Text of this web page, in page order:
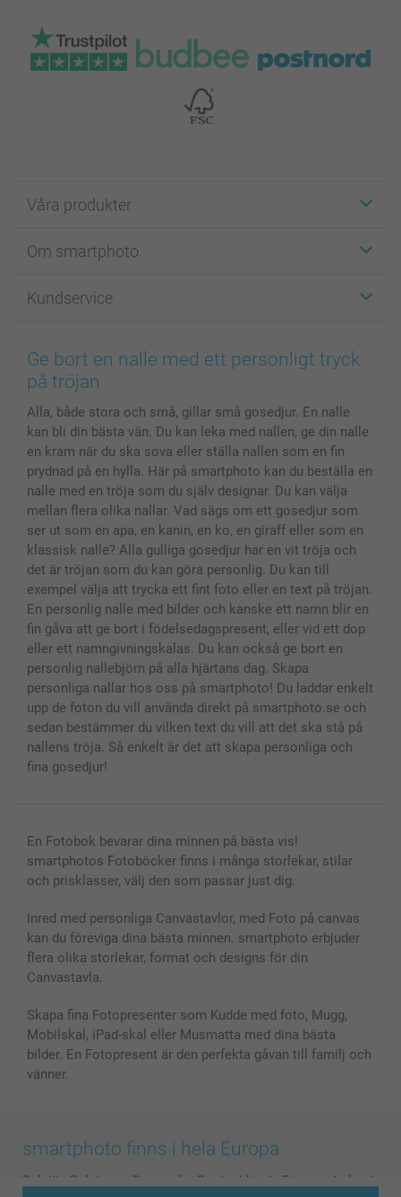
Våra produkter
Fotokort
Fotoböcker
Bilder, Fotoförstoring & Fotohäften
Skal till Mobil & Surfplatta
Fotoalmanackor & Fotoagenda
Fotoramar & Tillbehör
Presentkort
Alla fotoprodukter
Om smartphoto
För affiliates
Cookie Policy
Sitemap
Investor Relations
Kundservice
smartgaranti
smartbonus
Status på beställningar
Ge bort en nalle med ett personligt tryck
på tröjan
Alla, både stora och små, gillar små gosedjur. En nalle
kan bli din bästa vän. Du kan leka med nallen, ge din nalle
en kram när du ska sova eller ställa nallen som en fin
prydnad på en hylla. Här på smartphoto kan du beställa en
nalle med en tröja som du själv designar. Du kan välja
mellan flera olika nallar. Vad sägs om ett gosedjur som
ser ut som en apa, en kanin, en ko, en giraff eller som en
klassisk nalle? Alla gulliga gosedjur har en vit tröja och
det är tröjan som du kan göra personlig. Du kan till
exempel välja att trycka ett fint foto eller en text på tröjan.
En personlig nalle med bilder och kanske ett namn blir en
fin gåva att ge bort i födelsedagspresent, eller vid ett dop
eller ett namngivningskalas. Du kan också ge bort en
personlig nallebjörn på alla hjärtans dag. Skapa
personliga nallar hos oss på smartphoto! Du laddar enkelt
upp de foton du vill använda direkt på smartphoto.se och
sedan bestämmer du vilken text du vill att det ska stå på
nallens tröja. Så enkelt är det att skapa personliga och
fina gosedjur!
En Fotobok bevarar dina minnen på bästa vis!
smartphotos Fotoböcker finns i många storlekar, stilar
och prisklasser, välj den som passar just dig.
Inred med personliga Canvastavlor, med Foto på canvas
kan du föreviga dina bästa minnen. smartphoto erbjuder
flera olika storlekar, format och designs för din
Canvastavla.
Skapa fina Fotopresenter som Kudde med foto, Mugg,
Mobilskal, iPad-skal eller Musmatta med dina bästa
bilder. En Fotopresent är den perfekta gåvan till familj och
vänner.
smartphoto finns i hela Europa
België Belgique Danmark Deutschland France
Ireland